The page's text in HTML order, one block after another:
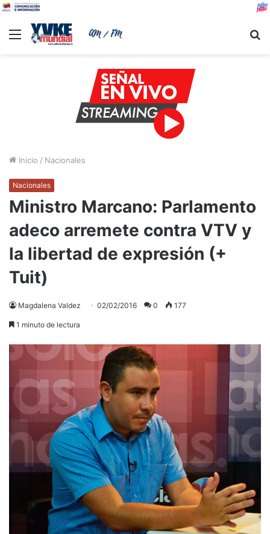
Menu
Inicio / Nacionales
Nacionales
Ministro Marcano: Parlamento
adeco arremete contra VTV y
la libertad de expresión (+
Tuit)
Magdalena Valdez 02/02/2016 0 177
1 minuto de lectura